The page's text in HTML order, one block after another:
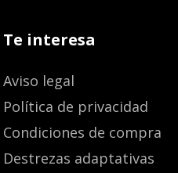
Te interesa
Aviso legal
Política de privacidad
Condiciones de compra
Destrezas adaptativas